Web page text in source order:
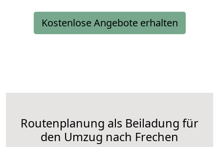
Kostenlose Angebote erhalten
Routenplanung als Beiladung für
den Umzug nach Frechen